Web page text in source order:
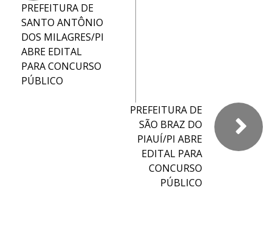
PREFEITURA DE
SANTO ANTÔNIO
DOS MILAGRES/PI
ABRE EDITAL
PARA CONCURSO
PÚBLICO
PREFEITURA DE
SÃO BRAZ DO
PIAUÍ/PI ABRE
EDITAL PARA
CONCURSO
PÚBLICO